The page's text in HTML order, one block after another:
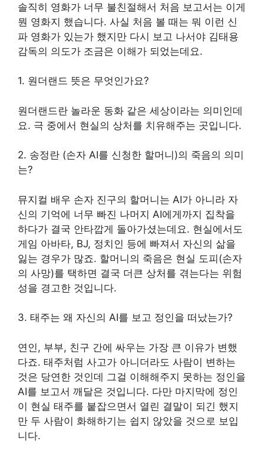
솔직히 영화가 너무 불친절해서 처음 보고서는 이게
뭔 영화지 했습니다. 사실 처음 볼 때는 뭐 이런 신
파 영화가 있는가 했지만 다시 보고 나서야 김태용
감독의 의도가 조금은 이해가 되었는데요.
1. 원더랜드 뜻은 무엇인가요?
원더랜드란 놀라운 동화 같은 세상이라는 의미인데
요. 극 중에서 현실의 상처를 치유해주는 곳입니다.
2. 송정란 (손자 AI를 신청한 할머니)의 죽음의 의미
는?
뮤지컬 배우 손자 진구의 할머니는 AI가 아니라 자
신의 기억에 너무 빠진 나머지 AI에게까지 집착을
하다가 결국 안타깝게 돌아가셨는데요. 현실에서도
게임 아바타, BJ, 정치인 등에 빠져서 자신의 삶을
잃는 경우가 많죠. 할머니의 죽음은 현실 도피(손자
의 사망)를 택하면 결국 더큰 상처를 겪는다는 위험
성을 경고한 것입니다.
3. 태주는 왜 자신의 AI를 보고 정인을 떠났는가?
연인, 부부, 친구 간에 싸우는 가장 큰 이유가 변했
다죠. 태주처럼 사고가 아니더라도 사람이 변하는
것은 당연한 것인데 그걸 이해해주지 못하는 정인을
AI를 보고서 깨달은 것입니다. 다만 마지막에 정인
이 현실 태주를 붙잡으면서 열린 결말이 되긴 했지
만 두 사람이 화해하기는 쉽지 않았을 것으로 보입
니다.